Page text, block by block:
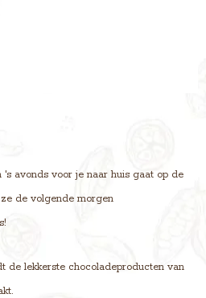
avonds voor je naar huis gaat op de
de volgende morgen
de lekkerste chocoladeproducten van